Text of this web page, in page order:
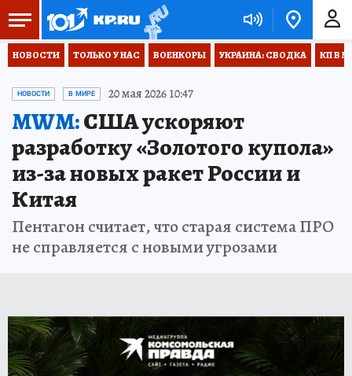
НОВОСТИ ТОЛЬКО У НАС ВОЕНКОРЫ УКРАИНА: СВОДКА КП В
НОВОСТИ В МИРЕ 20 мая 2026 10:47
MWM:США ускоряют
разработку «Золотого купола»
из-за новых ракет России и
Китая
Пентагон считает, что старая система ПРО
не справляется с новыми угрозами